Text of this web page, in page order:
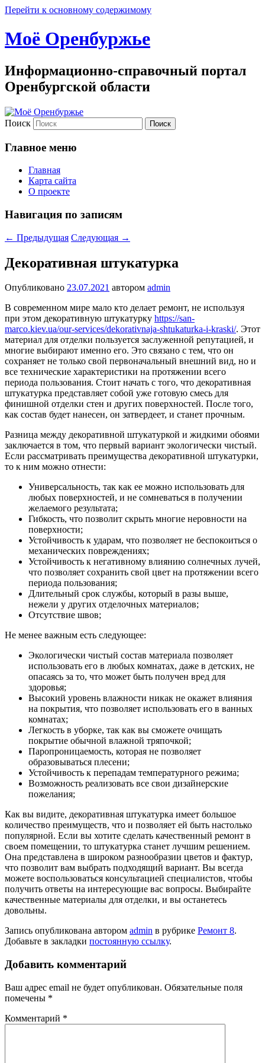
Перейти к основному содержимому
Моё Оренбуржье
Информационно-справочный портал
Оренбургской области
Поиск
Главное меню
Главная
Карта сайта
О проекте
Навигация по записям
← Предыдущая Следующая →
Декоративная штукатурка
Опубликовано 23.07.2021 автором admin
В современном мире мало кто делает ремонт, не используя
при этом декоративную штукатурку https://san-
marco.kiev.ua/our-services/dekorativnaja-shtukaturka-i-kraski/. Этот
материал для отделки пользуется заслуженной репутацией, и
многие выбирают именно его. Это связано с тем, что он
сохраняет не только свой первоначальный внешний вид, но и
все технические характеристики на протяжении всего
периода пользования. Стоит начать с того, что декоративная
штукатурка представляет собой уже готовую смесь для
финишной отделки стен и других поверхностей. После того,
как состав будет нанесен, он затвердеет, и станет прочным.
Разница между декоративной штукатуркой и жидкими обоями
заключается в том, что первый вариант экологически чистый.
Если рассматривать преимущества декоративной штукатурки,
то к ним можно отнести:
Универсальность, так как ее можно использовать для
любых поверхностей, и не сомневаться в получении
желаемого результата;
Гибкость, что позволит скрыть многие неровности на
поверхности;
Устойчивость к ударам, что позволяет не беспокоиться о
механических повреждениях;
Устойчивость к негативному влиянию солнечных лучей,
что позволяет сохранить свой цвет на протяжении всего
периода пользования;
Длительный срок службы, который в разы выше,
нежели у других отделочных материалов;
Отсутствие швов;
Не менее важным есть следующее:
Экологически чистый состав материала позволяет
использовать его в любых комнатах, даже в детских, не
опасаясь за то, что может быть получен вред для
здоровья;
Высокий уровень влажности никак не окажет влияния
на покрытия, что позволяет использовать его в ванных
комнатах;
Легкость в уборке, так как вы сможете очищать
покрытие обычной влажной тряпочкой;
Паропроницаемость, которая не позволяет
образовываться плесени;
Устойчивость к перепадам температурного режима;
Возможность реализовать все свои дизайнерские
пожелания;
Как вы видите, декоративная штукатурка имеет большое
количество преимуществ, что и позволяет ей быть настолько
популярной. Если вы хотите сделать качественный ремонт в
своем помещении, то штукатурка станет лучшим решением.
Она представлена в широком разнообразии цветов и фактур,
что позволит вам выбрать подходящий вариант. Вы всегда
можете воспользоваться консультацией специалистов, чтобы
получить ответы на интересующие вас вопросы. Выбирайте
качественные материалы для отделки, и вы останетесь
довольны.
Запись опубликована автором admin в рубрике Ремонт 8.
Добавьте в закладки постоянную ссылку.
Добавить комментарий
Ваш адрес email не будет опубликован. Обязательные поля
помечены *
Комментарий *